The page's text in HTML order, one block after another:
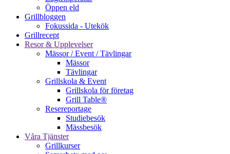
Öppen eld
Grillbloggen
Fokussida - Utekök
Grillrecept
Resor & Upplevelser
Mässor / Event / Tävlingar
Mässor
Tävlingar
Grillskola & Event
Grillskola för företag
Grill Table®
Resereportage
Studiebesök
Mässbesök
Våra Tjänster
Grillkurser